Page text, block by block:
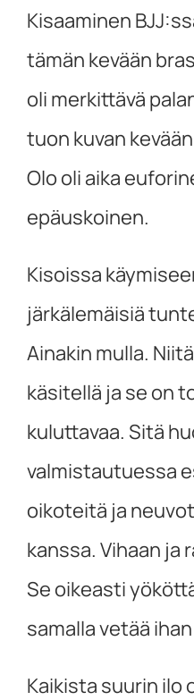
Kisaaminen
tämän kevään
oli merkittävä
tuon kuvan
Olo oli aika
epäuskoinen.
Kisoissa
järkälemäisiä
Ainakin mulla.
käsitellä ja se on
kuluttavaa. Sitä
valmistautuessa
oikoteitä ja
kanssa. Vihaan ja
Se oikeasti
samalla vetää
Kaikista suurin ilo